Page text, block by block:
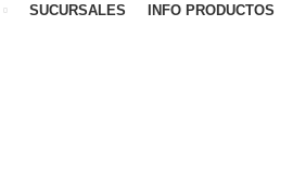
SUCURSALES INFO PRODUCTOS